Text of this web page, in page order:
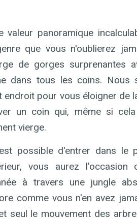
panoramique
que vous n'oublierez
de gorges surprenantes
dans tous les coins. Nous
pour vous éloigner de
un coin qui, même si
vierge.
possible d'entrer dans le
vous aurez l'occasion
à travers une jungle
comme vous n'en avez
seul le mouvement des